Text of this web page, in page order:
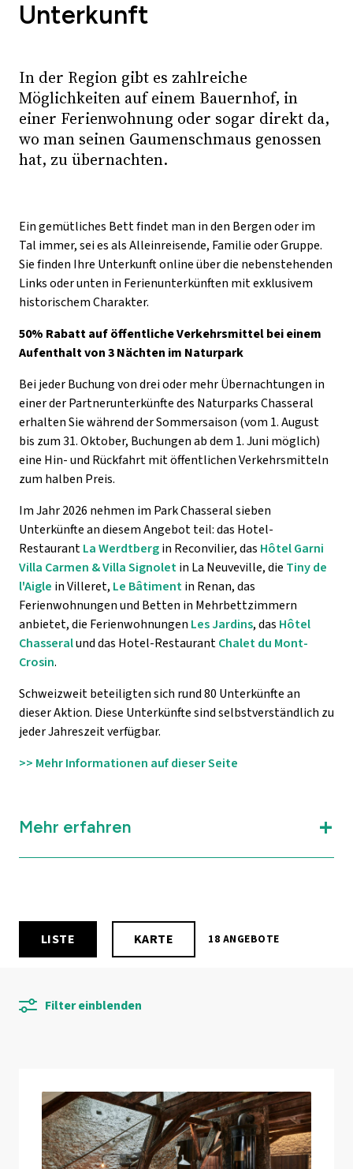
Unterkunft
In der Region gibt es zahlreiche
Möglichkeiten auf einem Bauernhof, in
einer Ferienwohnung oder sogar direkt da,
wo man seinen Gaumenschmaus genossen
hat, zu übernachten.
Ein gemütliches Bett findet man in den Bergen oder im
Tal immer, sei es als Alleinreisende, Familie oder Gruppe.
Sie finden Ihre Unterkunft online über die nebenstehenden
Links oder unten in Ferienunterkünften mit exklusivem
historischem Charakter.
50% Rabatt auf öffentliche Verkehrsmittel bei einem
Aufenthalt von 3 Nächten im Naturpark
Bei jeder Buchung von drei oder mehr Übernachtungen in
einer der Partnerunterkünfte des Naturparks Chasseral
erhalten Sie während der Sommersaison (vom 1. August
bis zum 31. Oktober, Buchungen ab dem 1. Juni möglich)
eine Hin- und Rückfahrt mit öffentlichen Verkehrsmitteln
zum halben Preis.
Im Jahr 2026 nehmen im Park Chasseral sieben
Unterkünfte an diesem Angebot teil: das Hotel-
RestaurantLa Werdtbergin Reconvilier, das Hôtel Garni
Villa Carmen & Villa Signoletin La Neuveville, die Tiny de
l'Aigle in Villeret, Le Bâtimentin Renan, das
Ferienwohnungen und Betten in Mehrbettzimmern
anbietet, die Ferienwohnungen Les Jardins, das Hôtel
Chasseralund das Hotel-RestaurantChalet du Mont-
Crosin.
Schweizweit beteiligten sich rund 80 Unterkünfte an
dieser Aktion. Diese Unterkünfte sind selbstverständlich zu
jeder Jahreszeit verfügbar.
>> Mehr Informationen auf dieser Seite
Mehr erfahren
LISTE KARTE 18 ANGEBOTE
Filter einblenden